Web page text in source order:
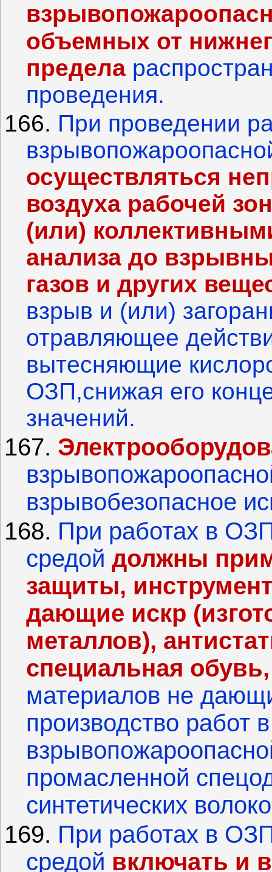
объемных от
предела
проведения.
166. При проведении
осуществляться
воздуха рабочей
(или)
анализа до
газов и других
взрыв и (или)
отравляющее
вытесняющие
ОЗП,снижая его
значений.
167.
взрывобезопасное
168. При работах в
средой должны
защиты,
дающие искр
металлов),
специальная обувь,
материалов не
производство работ
промасленной
синтетических
169. При работах в
средой включать и